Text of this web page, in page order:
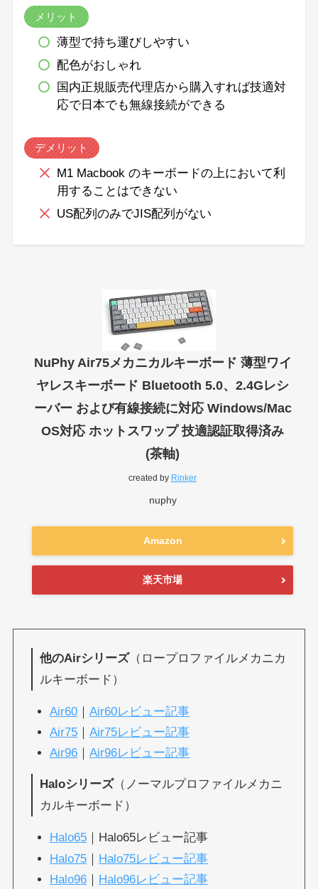
メリット
薄型で持ち運びしやすい
配色がおしゃれ
国内正規販売代理店から購入すれば技適対
応で日本でも無線接続ができる
デメリット
M1 Macbook のキーボードの上において利
用することはできない
US配列のみでJIS配列がない
NuPhy Air75メカニカルキーボード 薄型ワイ
ヤレスキーボード Bluetooth 5.0、2.4Gレシ
ーバー および有線接続に対応 Windows/Mac
OS対応 ホットスワップ 技適認証取得済み
(茶軸)
created by Rinker
nuphy
Amazon
楽天市場
他のAirシリーズ（ロープロファイルメカニカ
ルキーボード）
Air60｜ Air60レビュー記事
Air75｜ Air75レビュー記事
Air96｜ Air96レビュー記事
Haloシリーズ（ノーマルプロファイルメカニ
カルキーボード）
Halo65｜Halo65レビュー記事
Halo75｜ Halo75レビュー記事
Halo96｜ Halo96レビュー記事